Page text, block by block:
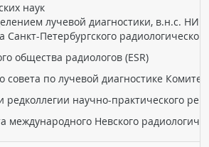
наук
лучевой диагностики, в.н.с.
Санкт-Петербургского
общества радиологов (ESR)
совета по лучевой диагностике
редколлегии научно-практического
международного Невского